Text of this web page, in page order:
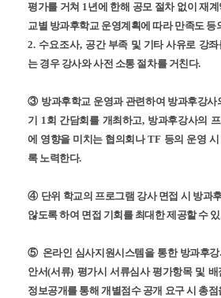
평가를 거쳐 1년에 한해 공모 절차 없이 재
교별 방과후학교 운영계획에 따라 만족도 등
2. 수요조사, 공간 부족 및 기타 사유로 강좌
는 경우 강사와 사전 소통 절차를 거친다.
③ 방과후학교 운영과 관련하여 방과후강
기 1회 간담회를 개최하고, 방과후강사의
에 영향을 미치는 협의회나TF 등의 운영
록 노력한다.
④ 단위 학교의 프로그램 강사 면접 시 방과
않도록 하여 면접 기회를 최대한 제공할 수
⑤ 온라인 심사지원시스템을 통한 방과후
안서(서류) 평가시 서류심사 평가항목 및
정보공개를 통해 개별점수 공개 요구 시 총